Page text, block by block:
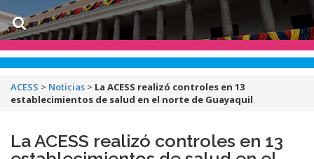
ACESS > Noticias > La ACESS realizó controles en 13
establecimientos de salud en el norte de Guayaquil
La ACESS realizó controles en 13